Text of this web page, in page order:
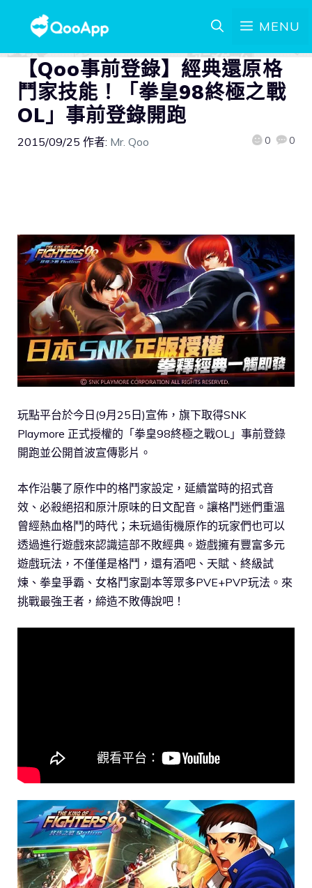
MENU
【Qoo事前登錄】經典還原格
鬥家技能！「拳皇98終極之戰
OL」事前登錄開跑
2015/09/25 作者: Mr. Qoo 0 0
玩點平台於今日(9月25日)宣佈，旗下取得SNK
Playmore 正式授權的「拳皇98終極之戰OL」事前登錄
開跑並公開首波宣傳影片。
本作沿襲了原作中的格鬥家設定，延續當時的招式音
效、必殺絕招和原汁原味的日文配音。讓格鬥迷們重溫
曾經熱血格鬥的時代；未玩過街機原作的玩家們也可以
透過進行遊戲來認識這部不敗經典。遊戲擁有豐富多元
遊戲玩法，不僅僅是格鬥，還有酒吧、天賦、終級試
煉、拳皇爭霸、女格鬥家副本等眾多PVE+PVP玩法。來
挑戰最強王者，締造不敗傳說吧！